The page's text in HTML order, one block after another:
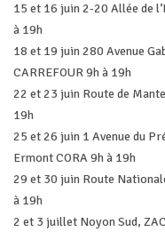
15 et 16 juin 2-20 Allée de
à 19h
18 et 19 juin 280 Avenue
CARREFOUR 9h à 19h
22 et 23 juin Route de
19h
25 et 26 juin 1 Avenue du
Ermont CORA 9h à 19h
29 et 30 juin Route
à 19h
2 et 3 juillet Noyon Sud,